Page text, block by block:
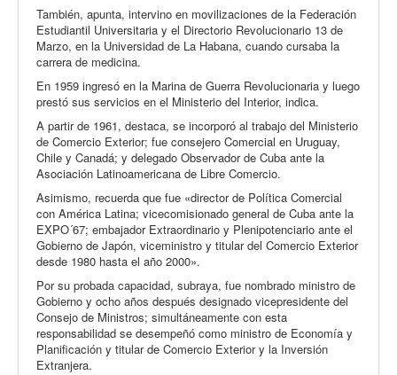
También, apunta, intervino en movilizaciones de la Federación
Estudiantil Universitaria y el Directorio Revolucionario 13 de
Marzo, en la Universidad de La Habana, cuando cursaba la
carrera de medicina.
En 1959 ingresó en la Marina de Guerra Revolucionaria y luego
prestó sus servicios en el Ministerio del Interior, indica.
A partir de 1961, destaca, se incorporó al trabajo del Ministerio
de Comercio Exterior; fue consejero Comercial en Uruguay,
Chile y Canadá; y delegado Observador de Cuba ante la
Asociación Latinoamericana de Libre Comercio.
Asimismo, recuerda que fue «director de Política Comercial
con América Latina; vicecomisionado general de Cuba ante la
EXPO´67; embajador Extraordinario y Plenipotenciario ante el
Gobierno de Japón, viceministro y titular del Comercio Exterior
desde 1980 hasta el año 2000».
Por su probada capacidad, subraya, fue nombrado ministro de
Gobierno y ocho años después designado vicepresidente del
Consejo de Ministros; simultáneamente con esta
responsabilidad se desempeñó como ministro de Economía y
Planificación y titular de Comercio Exterior y la Inversión
Extranjera.